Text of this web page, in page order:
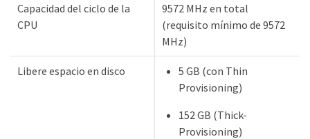
Capacidad del ciclo de la
CPU
9572 MHz en total
(requisito mínimo de 9572
MHz)
Libere espacio en disco
5 GB (con Thin
Provisioning)
152 GB (Thick-
Provisioning)